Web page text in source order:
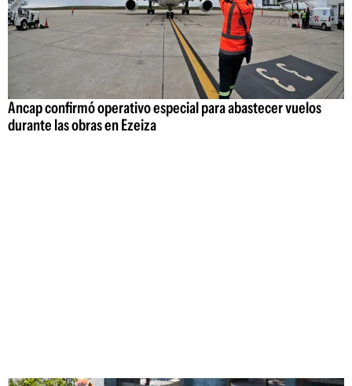
Ancap confirmó operativo especial para abastecer vuelos
durante las obras en Ezeiza